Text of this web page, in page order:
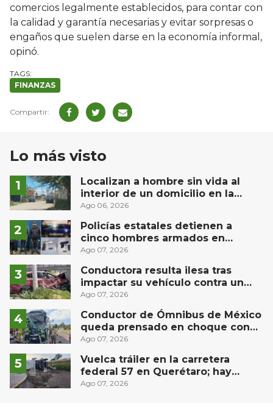
comercios legalmente establecidos, para contar con
la calidad y garantía necesarias y evitar sorpresas o
engaños que suelen darse en la economía informal,
opinó.
FINANZAS
Lo más visto
Localizan a hombre sin vida al
interior de un domicilio en la
comunidad El Rodeo, San Juan del
Ago 06, 2026
Policías estatales detienen a
cinco hombres armados en
Puebla capital
Ago 07, 2026
Conductora resulta ilesa tras
impactar su vehículo contra un
muro en Huimilpan
Ago 07, 2026
Conductor de Ómnibus de México
queda prensado en choque con
materialista en San Juan del Río
Ago 07, 2026
Vuelca tráiler en la carretera
federal 57 en Querétaro; hay
derrame de combustible
Ago 07, 2026